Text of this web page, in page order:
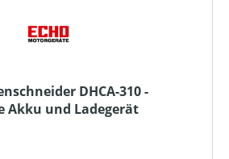
DHCA-310 -
Akku und Ladegerät